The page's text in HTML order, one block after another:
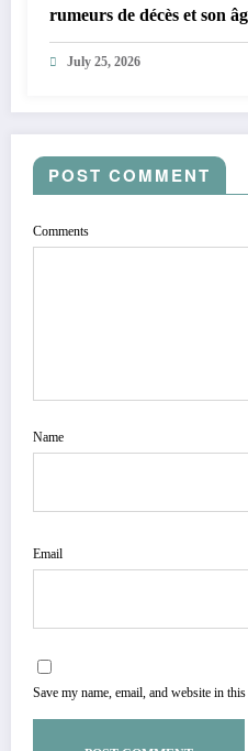
rumeurs de décès et son
July 25, 2026
POST COMMENT
Comments
Name
Email
Save my name, email, and website in